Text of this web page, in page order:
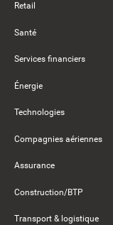
Retail
Santé
Services financiers
Énergie
Technologies
Compagnies aériennes
Assurance
Construction/BTP
Transport & logistique